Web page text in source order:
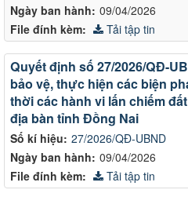
Ngày ban hành: 09/04/2026
File đính kèm: Tải tập tin
Số kí hiệu: 27/2026/QĐ-UBND
Ngày ban hành: 09/04/2026
Quyết định số 27/2026/QĐ-
bảo vệ, thực hiện các biện
thời các hành vi lấn chiếm
địa bàn tỉnh Đồng Nai
File đính kèm: Tải tập tin